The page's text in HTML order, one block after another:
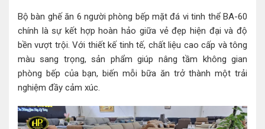
Bộ bàn ghế ăn 6 người phòng bếp mặt đá vi tinh thể BA-60
chính là sự kết hợp hoàn hảo giữa vẻ đẹp hiện đại và độ
bền vượt trội. Với thiết kế tinh tế, chất liệu cao cấp và tông
màu sang trọng, sản phẩm giúp nâng tầm không gian
phòng bếp của bạn, biến mỗi bữa ăn trở thành một trải
nghiệm đầy cảm xúc.